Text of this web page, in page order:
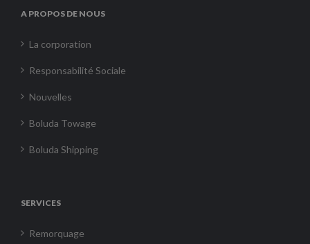
A PROPOS DE NOUS
La corporation
Responsabilité Sociale
Nouvelles
Boluda Towage
Boluda Shipping
SERVICES
Remorquage